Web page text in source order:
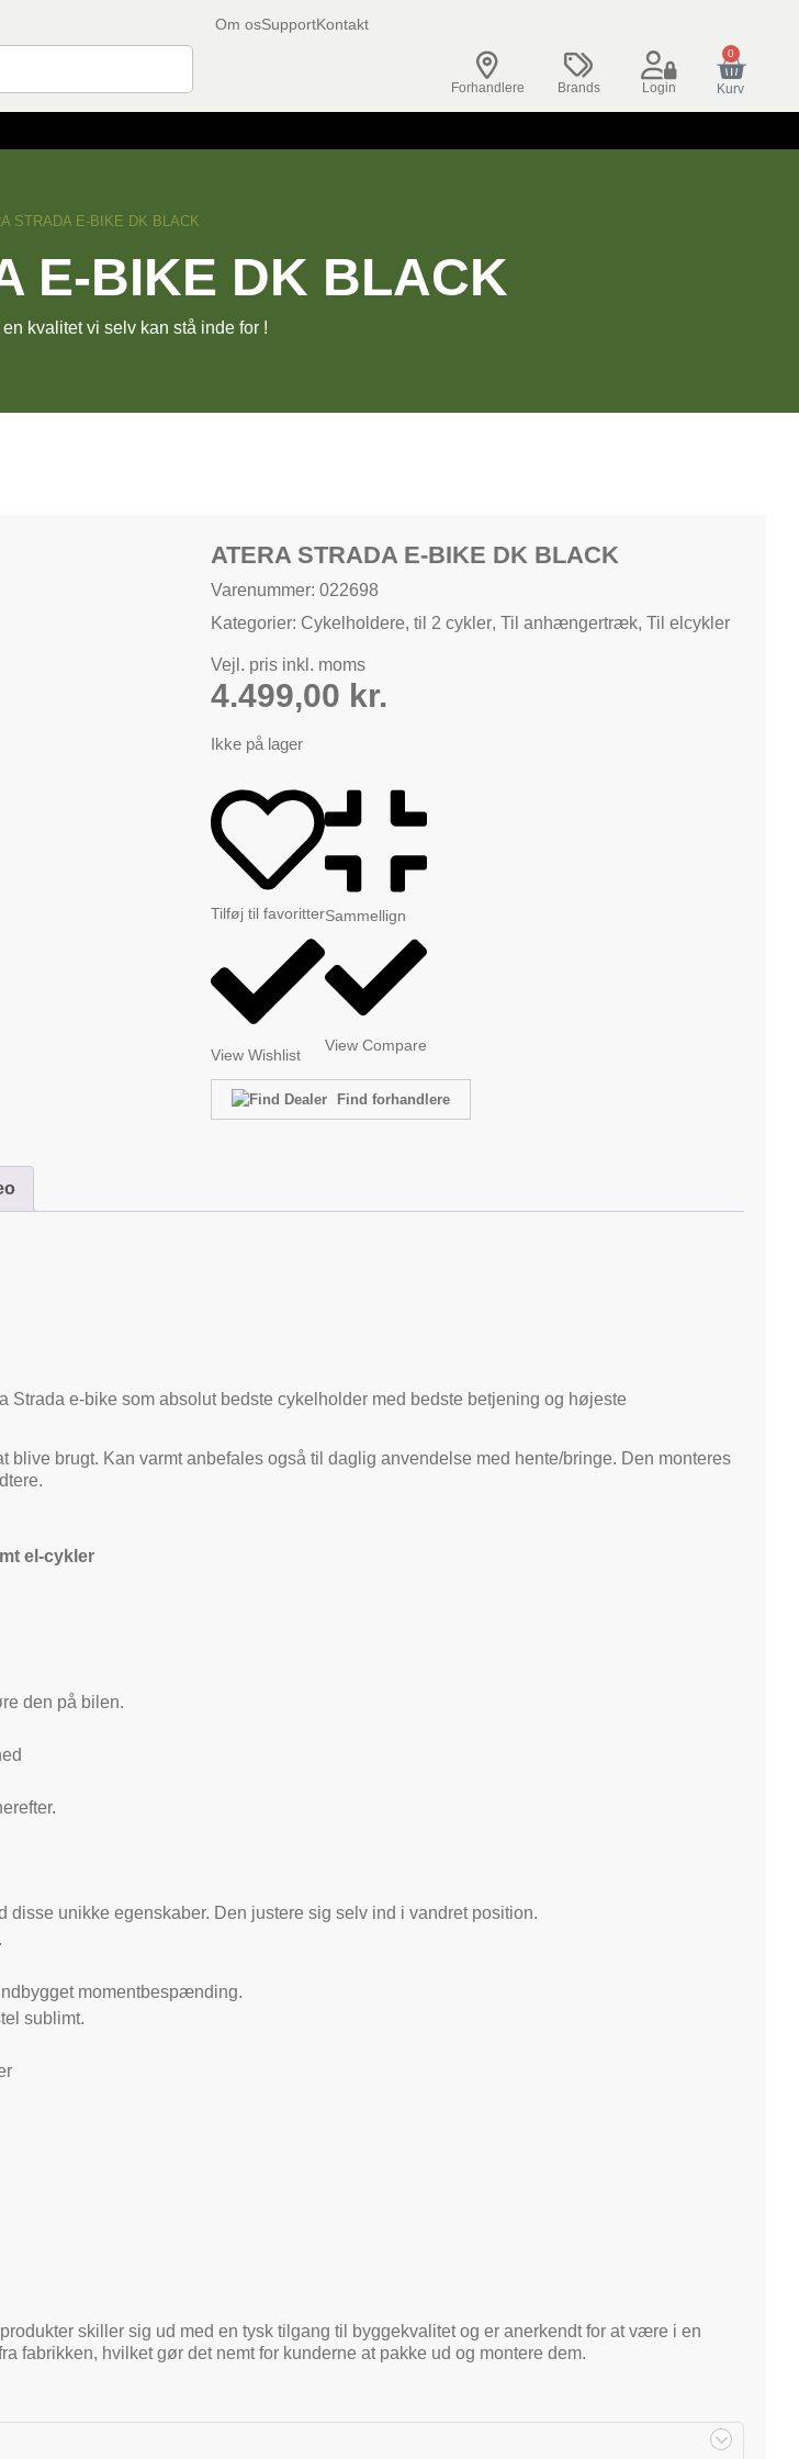
Om osSupportKontakt
Forhandlere Brands Login
0
Kurv
STRADA E-BIKE DK BLACK
E-BIKE DK BLACK
kvalitet vi selv kan stå inde for !
ATERA STRADA E-BIKE DK BLACK
Varenummer: 022698
Kategorier: Cykelholdere, til 2 cykler, Til anhængertræk, Til elcykler
Vejl. pris inkl. moms
4.499,00 kr.
Ikke på lager
Tilføj til favoritter
View Wishlist
Sammellign
View Compare
Find forhandlere
e-bike som absolut bedste cykelholder med bedste betjening og højeste
brugt. Kan varmt anbefales også til daglig anvendelse med hente/bringe. Den monteres
el-cykler
den på bilen.
disse unikke egenskaber. Den justere sig selv ind i vandret position.
momentbespænding.
sublimt.
skiller sig ud med en tysk tilgang til byggekvalitet og er anerkendt for at være i en
fabrikken, hvilket gør det nemt for kunderne at pakke ud og montere dem.